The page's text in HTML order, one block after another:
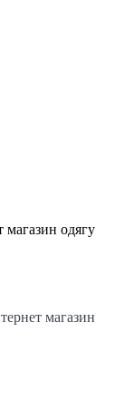
одягу
магазин